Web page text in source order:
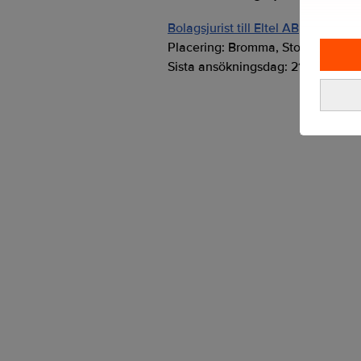
Bolagsjurist till Eltel AB
Placering: Bromma, Stockholm
Sista ansökningsdag: 21/08/2026